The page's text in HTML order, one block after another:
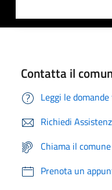
Contatta il
Leggi le
Richiedi
Chiama il
Prenota un